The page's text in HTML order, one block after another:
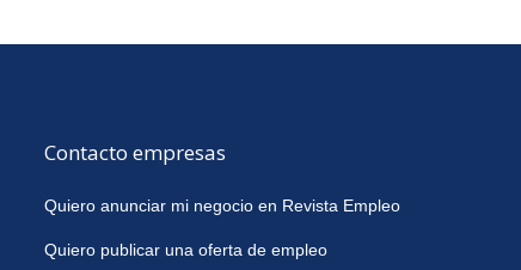
Contacto empresas
Quiero anunciar mi negocio en Revista Empleo
Quiero publicar una oferta de empleo